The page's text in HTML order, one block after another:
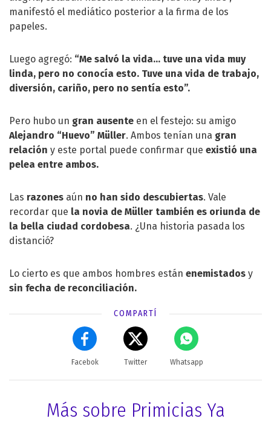
manifestó el mediático posterior a la firma de los
papeles.
Luego agregó: “Me salvó la vida... tuve una vida muy
linda, pero no conocía esto. Tuve una vida de trabajo,
diversión, cariño, pero no sentía esto”.
Pero hubo un gran ausente en el festejo: su amigo
Alejandro “Huevo” Müller. Ambos tenían una gran
relación y este portal puede confirmar que existió una
pelea entre ambos.
Las razones aún no han sido descubiertas. Vale
recordar que la novia de Müller también es oriunda de
la bella ciudad cordobesa. ¿Una historia pasada los
distanció?
Lo cierto es que ambos hombres están enemistados y
sin fecha de reconciliación.
COMPARTÍ
Facebok Twitter Whatsapp
Más sobre Primicias Ya